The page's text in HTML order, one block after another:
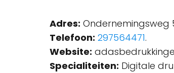
Adres: Ondernemingsweg
Telefoon: 297564471.
Website:
Specialiteiten: Digitale